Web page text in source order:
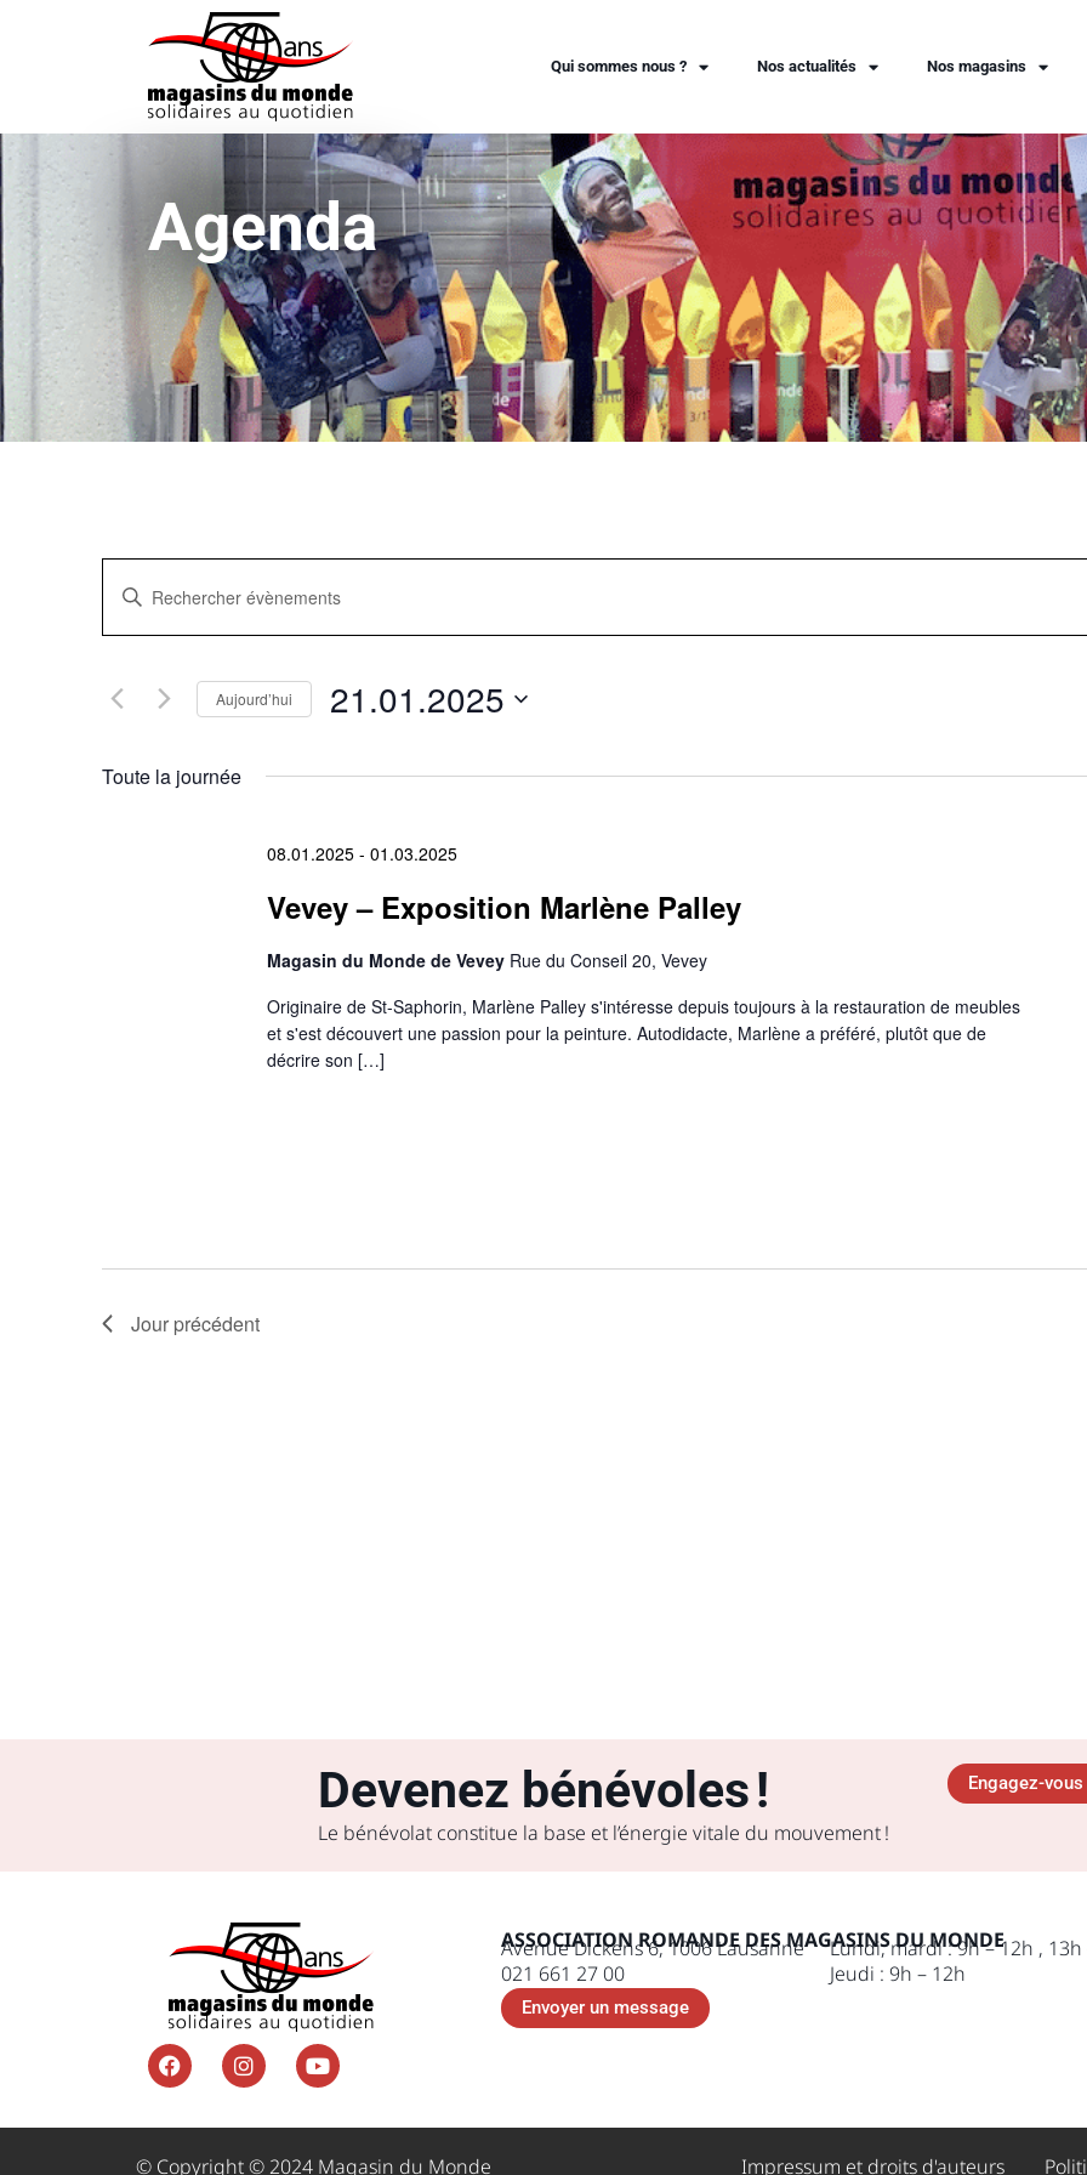
Qui sommes nous ? Nos actualités Nos magasins
Agenda
Recherche
et
navigation
vues
Évènements
Saisir
mot-
Rechercher
mot-
Aujourd’hui 21.01.2025
date.
Toute la journée
08.01.2025- 01.03.2025
Vevey – Exposition Marlène Palley
Magasin du Monde de Vevey Rue du Conseil 20, Vevey
Originaire de St-Saphorin, Marlène Palley s'intéresse depuis toujours à la restauration de meubles
et s'est découvert une passion pour la peinture. Autodidacte, Marlène a préféré, plutôt que de
décrire son […]
Jour précédent
Devenez bénévoles !
Le bénévolat constitue la base et l’énergie vitale du mouvement !
Engagez-vous
ASSOCIATION ROMANDE DES MAGASINS DU MONDE
Avenue Dickens 6, 1006 Lausanne
021 661 27 00
Lundi, mardi : 9h – 12h , 13h
Jeudi : 9h – 12h
Envoyer un message
© Copyright © 2024 Magasin du Monde Impressum et droits d'auteurs ​